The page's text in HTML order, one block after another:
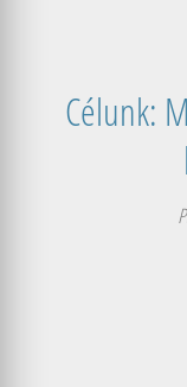
Célunk: